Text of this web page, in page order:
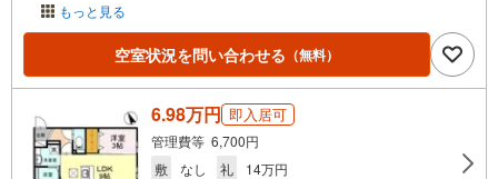
もっと見る
空室状況を問い合わせる （無料）
6.98万円 即入居可
管理費等 6,700円
敷
なし 礼 14万円